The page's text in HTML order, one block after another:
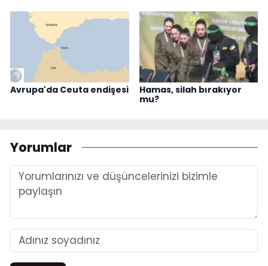
Avrupa'da Ceuta endişesi
Hamas, silah bırakıyor
mu?
Yorumlar